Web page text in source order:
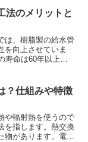
備は、火災検知か
す。 また、スプリン
在では自動警報装置
能しています。
法のメリットと
は、樹脂製の給水管
を向上させていま
命は60年以上と
温効果もあります。
くいという特徴があ
ーと呼ばれる分配装
中で分岐していない
があまり変化するこ
？仕組みや特徴
や輻射熱を使うので
を指します。熱交換
物があります。電気